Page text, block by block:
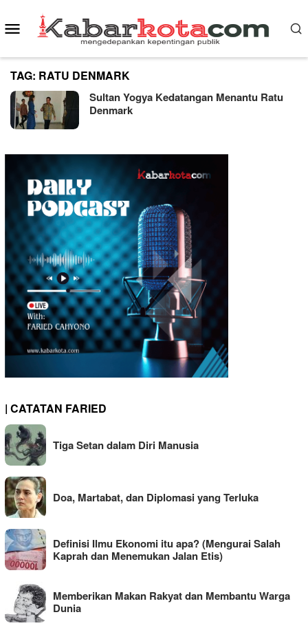
to
Mobile
TAG: RATU DENMARK
Sultan Yogya Kedatangan Menantu Ratu
Denmark
| CATATAN FARIED
Tiga Setan dalam Diri Manusia
Doa, Martabat, dan Diplomasi yang Terluka
Definisi Ilmu Ekonomi itu apa? (Mengurai Salah
Kaprah dan Menemukan Jalan Etis)
Memberikan Makan Rakyat dan Membantu Warga
Dunia